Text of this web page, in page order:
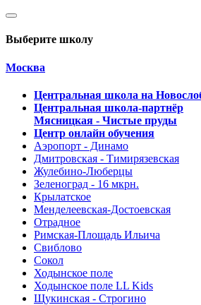
Выберите школу
Москва
Центральная школа на
Центральная школа-партнёр
Мясницкая - Чистые пруды
Центр онлайн обучения
Аэропорт - Динамо
Дмитровская - Тимирязевская
Жулебино-Люберцы
Зеленоград - 16 мкрн.
Крылатское
Менделеевская-Достоевская
Отрадное
Римская-Площадь Ильича
Свиблово
Сокол
Ходынское поле
Ходынское поле LL Kids
Щукинская - Строгино